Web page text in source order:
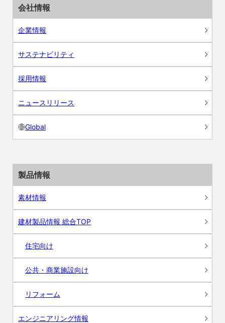
会社情報
企業情報
サステナビリティ
採用情報
ニュースリリース
Global
製品情報
素材情報
建材製品情報 総合TOP
住宅向け
公共・商業施設向け
リフォーム
エンジニアリング情報